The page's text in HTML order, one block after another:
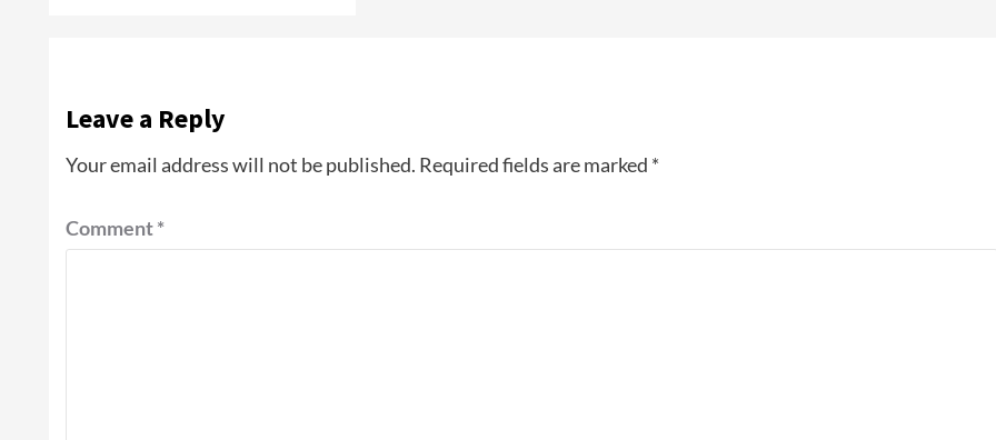
Leave a Reply
Your email address will not be published. Required fields are marked *
Comment*